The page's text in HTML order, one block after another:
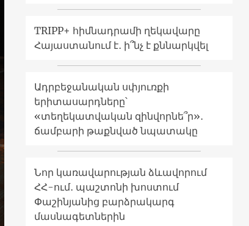
TRIPP+ հիմնադրամի ղեկավարը
Հայաստանում է․ ի՞նչ է քննարկվել
Ադրբեջանական սփյուռքի
երիտասարդները՝
«տեղեկատվական զինվորնե՞ր»․
ճամբարի թաքնված նպատակը
Նոր կառավարության ձևավորում
ՀՀ-ում․ պաշտոնի խոստում
Փաշինյանից բարձրակարգ
մասնագետներին